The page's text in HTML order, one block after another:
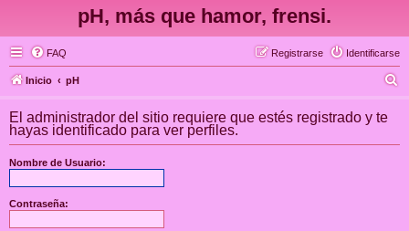
pH, más que hamor, frensi.
FAQ Identificarse
Registrarse
Inicio pH
c
El administrador del sitio requiere que estés registrado y te
hayas identificado para ver perfiles.
Nombre de Usuario:
Contraseña: